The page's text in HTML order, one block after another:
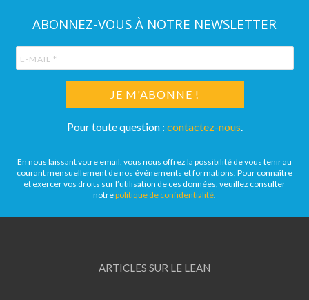
ABONNEZ-VOUS À NOTRE NEWSLETTER
Pour toute question : contactez-nous.
En nous laissant votre email, vous nous offrez la possibilité de vous tenir au
courant mensuellement de nos événements et formations. Pour connaître
et exercer vos droits sur l’utilisation de ces données, veuillez consulter
notrepolitique de confidentialité.
ARTICLES SUR LE LEAN